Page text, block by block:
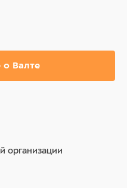
о Валте
организации